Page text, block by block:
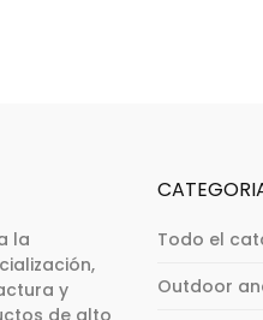
la
y
de alto
Todo el
Outdoor